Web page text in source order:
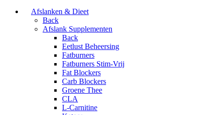
Afslanken & Dieet
Back
Afslank Supplementen
Back
Eetlust Beheersing
Fatburners
Fatburners Stim-Vrij
Fat Blockers
Carb Blockers
Groene Thee
CLA
L-Carnitine